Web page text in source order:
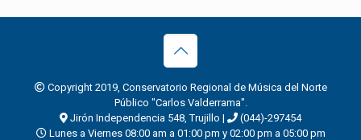
Copyright 2019, Conservatorio Regional de Música del Norte
Público "Carlos Valderrama".
Jirón Independencia 548, Trujillo |
(044)-297454
Lunes a Viernes 08:00 am a 01:00 pm y 02:00 pm a 05:00 pm